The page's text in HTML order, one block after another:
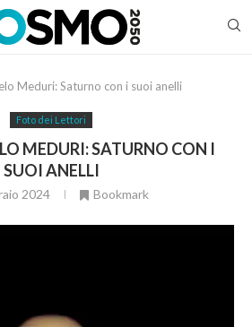
Meduri: Saturno con i suoi anelli
Foto dei Lettori
MEDURI: SATURNO CON I
SUOI ANELLI
2024 Bookmark